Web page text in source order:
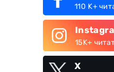
110 K+
15K+
X